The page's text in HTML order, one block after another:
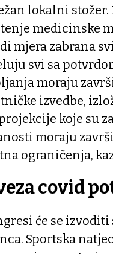
lokalni stožer.
medicinske
mjera zabrana
svi sa
moraju
izvedbe,
koje su
moraju
ograničenja,
covid
će se izvoditi
Sportska